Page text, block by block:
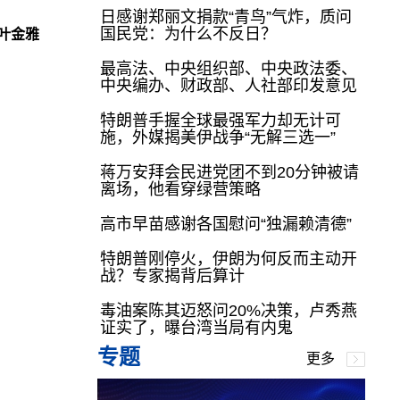
金雅
日感谢郑丽文捐款“青鸟”气炸，质问
国民党：为什么不反日？
最高法、中央组织部、中央政法委、
中央编办、财政部、人社部印发意见
特朗普手握全球最强军力却无计可
施，外媒揭美伊战争“无解三选一”
蒋万安拜会民进党团不到20分钟被请
离场，他看穿绿营策略
高市早苗感谢各国慰问“独漏赖清德”
特朗普刚停火，伊朗为何反而主动开
战？专家揭背后算计
毒油案陈其迈怒问20%决策，卢秀燕
证实了，曝台湾当局有内鬼
专题 更多